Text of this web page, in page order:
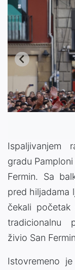
Ispaljivanjem
gradu
Fermin. Sa
pred hiljadama
čekali
tradicionalnu
živio San
Istovremeno